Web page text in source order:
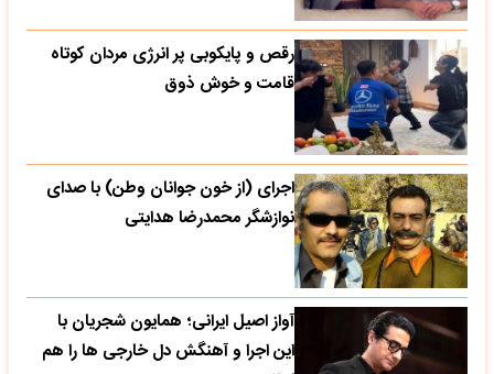
رقص و پایکوبی پر انرژی مردان کوتاه
قامت و خوش ذوق
اجرای (از خون جوانان وطن) با صدای
نوازشگر محمدرضا هدایتی
آواز اصیل ایرانی؛ همایون شجریان با
این اجرا و آهنگش دل خارجی ها را هم